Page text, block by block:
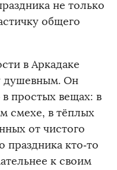
не только
общего
в Аркадаке
душевным. Он
простых вещах: в
смехе, в тёплых
от чистого
праздника кто‑то
к своим